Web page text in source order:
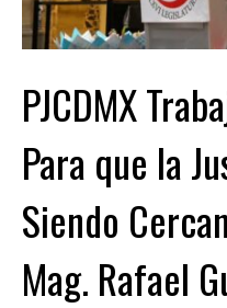
PJCDMX
Para que la
Siendo
Mag. Rafael